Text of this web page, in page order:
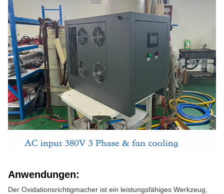
Anwendungen:
Der Oxidationsrichtigmacher ist ein leistungsfähiges Werkzeug,